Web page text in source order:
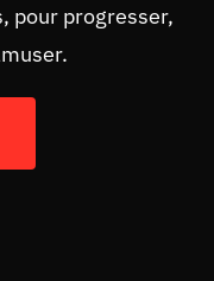
pour progresser,